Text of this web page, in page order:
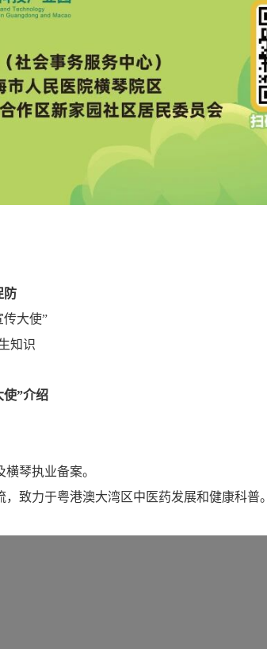
防
传大使”
知识
使”介绍
琴执业备案。
致力于粤港澳大湾区中医药发展和健康科普。